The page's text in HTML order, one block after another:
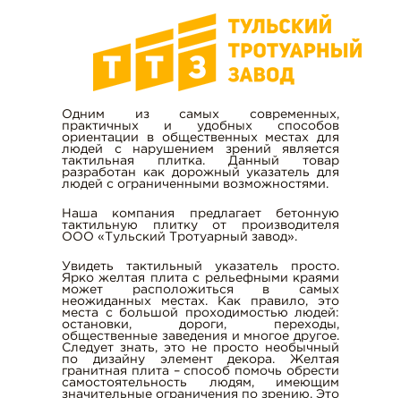
ЖЕЛЕЗОБЕТОННЫЕ ПЛИТЫ
ПЕРЕКРЫТИЯ
КОЛЬЦА ДЛЯ КОЛОДЦЕВ
ВИБРОПРЕССОВАННЫЕ БЛОКИ
ФУНДАМЕНТНЫЕ БЛОКИ (ФБС)
ПЕСОК ДЛЯ ЗАПОЛНЕНИЯ ШВОВ
ТРОТУАРНАЯ ПЛИТКА
БОРДЮРНЫЕ КАМНИ
СТОЙКИ ЖЕЛЕЗОБЕТОННЫЕ
ЖЕЛЕЗОБЕТОННЫЕ РИГЕЛИ
ДОРОЖНЫЕ ПЛИТЫ
Одним из самых современных,
практичных и удобных способов
ориентации в общественных местах для
людей с нарушением зрений является
тактильная плитка. Данный товар
разработан как дорожный указатель для
людей с ограниченными возможностями.
Наша компания предлагает бетонную
тактильную плитку от производителя
ООО «Тульский Тротуарный завод».
Увидеть тактильный указатель просто.
Ярко желтая плита с рельефными краями
может расположиться в самых
неожиданных местах. Как правило, это
места с большой проходимостью людей:
остановки, дороги, переходы,
общественные заведения и многое другое.
Следует знать, это не просто необычный
по дизайну элемент декора. Желтая
гранитная плита – способ помочь обрести
самостоятельность людям, имеющим
значительные ограничения по зрению. Это